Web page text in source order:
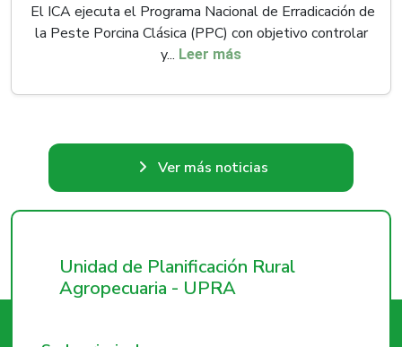
El ICA ejecuta el Programa Nacional de Erradicación de
la Peste Porcina Clásica (PPC) con objetivo controlar
y... Leer más
Ver más noticias
Unidad de Planificación Rural
Agropecuaria - UPRA